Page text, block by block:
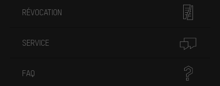
RÉVOCATION
SERVICE
FAQ